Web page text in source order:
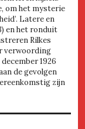
om het mysterie
Latere en
en het ronduit
Rilkes
verwoording
1926
de gevolgen
zijn